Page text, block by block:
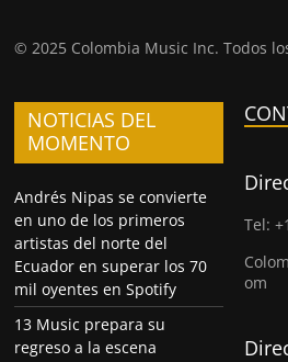
© 2025 Colombia Music Inc. Todos
NOTICIAS DEL
MOMENTO
Andrés Nipas se convierte
en uno de los primeros
artistas del norte del
Ecuador en superar los 70
mil oyentes en Spotify
13 Music prepara su
regreso a la escena
Tel:
om